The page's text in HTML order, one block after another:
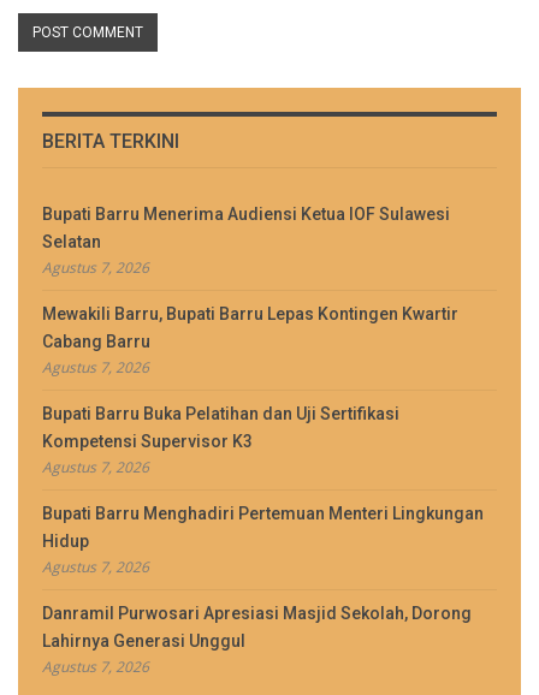
BERITA TERKINI
Bupati Barru Menerima Audiensi Ketua IOF Sulawesi
Selatan
Agustus 7, 2026
Mewakili Barru, Bupati Barru Lepas Kontingen Kwartir
Cabang Barru
Agustus 7, 2026
Bupati Barru Buka Pelatihan dan Uji Sertifikasi
Kompetensi Supervisor K3
Agustus 7, 2026
Bupati Barru Menghadiri Pertemuan Menteri Lingkungan
Hidup
Agustus 7, 2026
Danramil Purwosari Apresiasi Masjid Sekolah, Dorong
Lahirnya Generasi Unggul
Agustus 7, 2026